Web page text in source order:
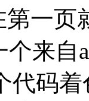
第一
来自
代码